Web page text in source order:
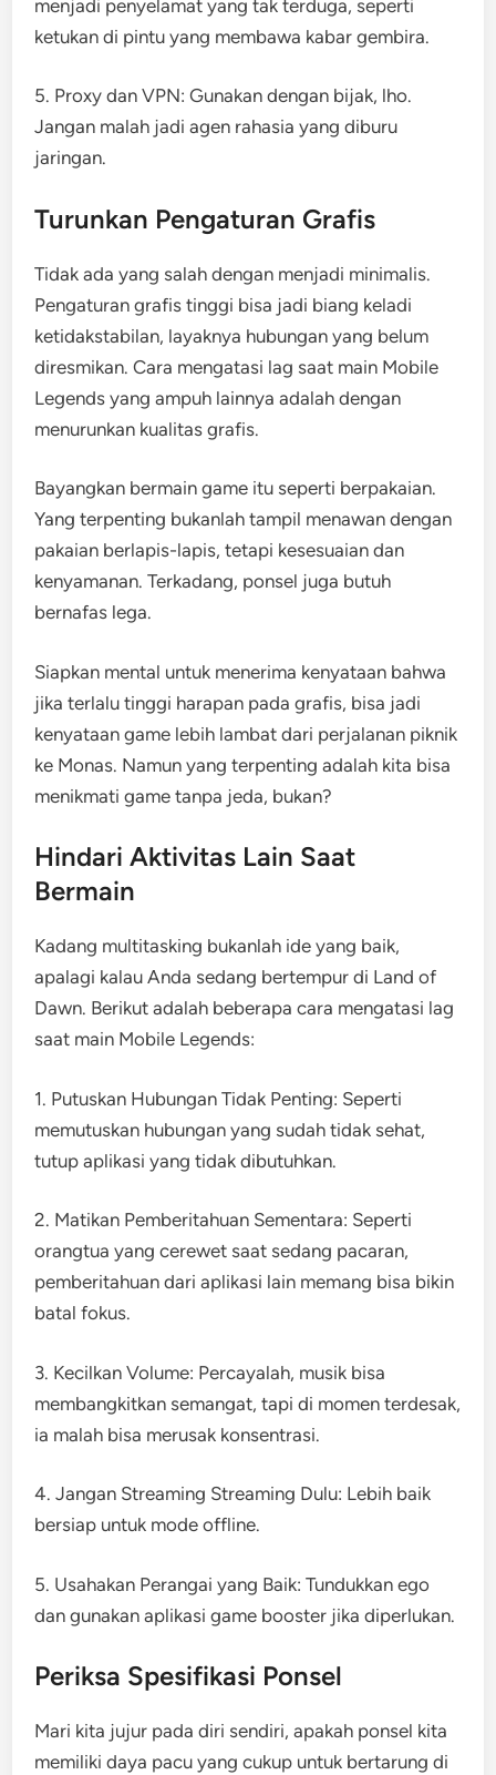
menjadi penyelamat yang tak terduga, seperti
ketukan di pintu yang membawa kabar gembira.
5. Proxy dan VPN: Gunakan dengan bijak, lho.
Jangan malah jadi agen rahasia yang diburu
jaringan.
Turunkan Pengaturan Grafis
Tidak ada yang salah dengan menjadi minimalis.
Pengaturan grafis tinggi bisa jadi biang keladi
ketidakstabilan, layaknya hubungan yang belum
diresmikan. Cara mengatasi lag saat main Mobile
Legends yang ampuh lainnya adalah dengan
menurunkan kualitas grafis.
Bayangkan bermain game itu seperti berpakaian.
Yang terpenting bukanlah tampil menawan dengan
pakaian berlapis-lapis, tetapi kesesuaian dan
kenyamanan. Terkadang, ponsel juga butuh
bernafas lega.
Siapkan mental untuk menerima kenyataan bahwa
jika terlalu tinggi harapan pada grafis, bisa jadi
kenyataan game lebih lambat dari perjalanan piknik
ke Monas. Namun yang terpenting adalah kita bisa
menikmati game tanpa jeda, bukan?
Hindari Aktivitas Lain Saat
Bermain
Kadang multitasking bukanlah ide yang baik,
apalagi kalau Anda sedang bertempur di Land of
Dawn. Berikut adalah beberapa cara mengatasi lag
saat main Mobile Legends:
1. Putuskan Hubungan Tidak Penting: Seperti
memutuskan hubungan yang sudah tidak sehat,
tutup aplikasi yang tidak dibutuhkan.
2. Matikan Pemberitahuan Sementara: Seperti
orangtua yang cerewet saat sedang pacaran,
pemberitahuan dari aplikasi lain memang bisa bikin
batal fokus.
3. Kecilkan Volume: Percayalah, musik bisa
membangkitkan semangat, tapi di momen terdesak,
ia malah bisa merusak konsentrasi.
4. Jangan Streaming Streaming Dulu: Lebih baik
bersiap untuk mode offline.
5. Usahakan Perangai yang Baik: Tundukkan ego
dan gunakan aplikasi game booster jika diperlukan.
Periksa Spesifikasi Ponsel
Mari kita jujur pada diri sendiri, apakah ponsel kita
memiliki daya pacu yang cukup untuk bertarung di